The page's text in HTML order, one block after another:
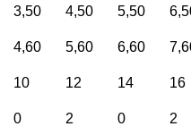
3,50 4,50 5,50
4,60 5,60 6,60
10 12 14
16
0 2 0
2